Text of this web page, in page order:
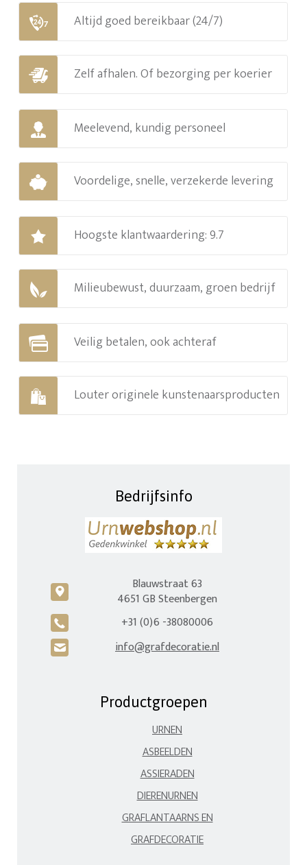
Altijd goed bereikbaar (24/7)
Zelf afhalen. Of bezorging per koerier
Meelevend, kundig personeel
Voordelige, snelle, verzekerde levering
Hoogste klantwaardering: 9.7
Milieubewust, duurzaam, groen bedrijf
Veilig betalen, ook achteraf
Louter originele kunstenaarsproducten
Bedrijfsinfo
c
Blauwstraat 63
4651 GB Steenbergen
A +31 (0)6 -38080006
H info@grafdecoratie.nl
Productgroepen
URNEN
ASBEELDEN
ASSIERADEN
DIERENURNEN
GRAFLANTAARNS EN
GRAFDECORATIE